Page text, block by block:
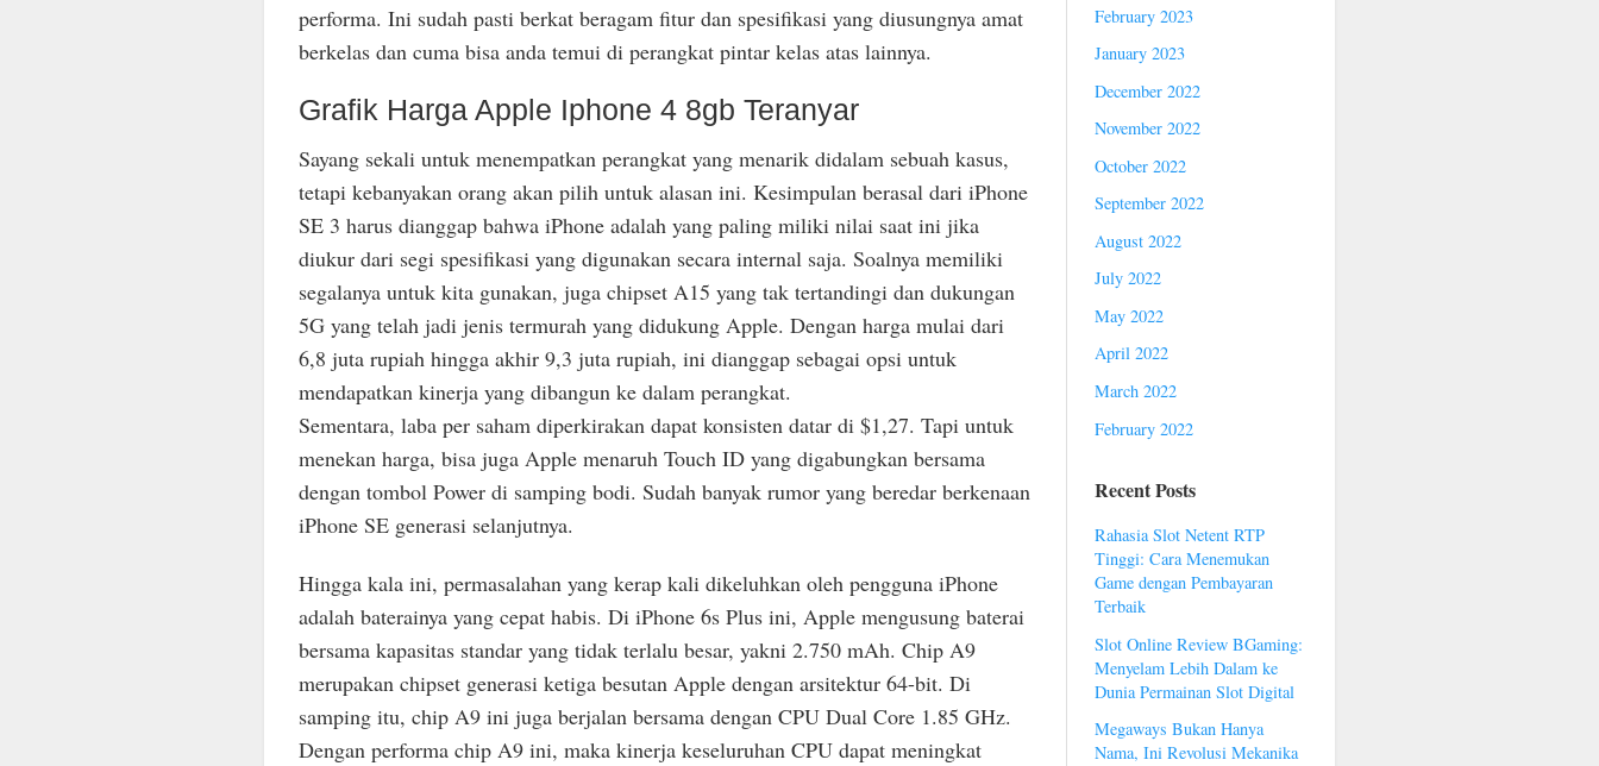
performa. Ini sudah pasti berkat beragam fitur dan spesifikasi yang diusungnya amat
berkelas dan cuma bisa anda temui di perangkat pintar kelas atas lainnya.
Grafik Harga Apple Iphone 4 8gb Teranyar
Sayang sekali untuk menempatkan perangkat yang menarik didalam sebuah kasus,
tetapi kebanyakan orang akan pilih untuk alasan ini. Kesimpulan berasal dari iPhone
SE 3 harus dianggap bahwa iPhone adalah yang paling miliki nilai saat ini jika
diukur dari segi spesifikasi yang digunakan secara internal saja. Soalnya memiliki
segalanya untuk kita gunakan, juga chipset A15 yang tak tertandingi dan dukungan
5G yang telah jadi jenis termurah yang didukung Apple. Dengan harga mulai dari
6,8 juta rupiah hingga akhir 9,3 juta rupiah, ini dianggap sebagai opsi untuk
mendapatkan kinerja yang dibangun ke dalam perangkat.
Sementara, laba per saham diperkirakan dapat konsisten datar di $1,27. Tapi untuk
menekan harga, bisa juga Apple menaruh Touch ID yang digabungkan bersama
dengan tombol Power di samping bodi. Sudah banyak rumor yang beredar berkenaan
iPhone SE generasi selanjutnya.
Hingga kala ini, permasalahan yang kerap kali dikeluhkan oleh pengguna iPhone
adalah baterainya yang cepat habis. Di iPhone 6s Plus ini, Apple mengusung baterai
bersama kapasitas standar yang tidak terlalu besar, yakni 2.750 mAh. Chip A9
merupakan chipset generasi ketiga besutan Apple dengan arsitektur 64-bit. Di
samping itu, chip A9 ini juga berjalan bersama dengan CPU Dual Core 1.85 GHz.
Dengan performa chip A9 ini, maka kinerja keseluruhan CPU dapat meningkat
February 2023
January 2023
December 2022
November 2022
October 2022
September 2022
August 2022
July 2022
May 2022
April 2022
March 2022
February 2022
Recent Posts
Rahasia Slot Netent RTP
Tinggi: Cara Menemukan
Game dengan Pembayaran
Terbaik
Slot Online Review BGaming:
Menyelam Lebih Dalam ke
Dunia Permainan Slot Digital
Megaways Bukan Hanya
Nama, Ini Revolusi Mekanika